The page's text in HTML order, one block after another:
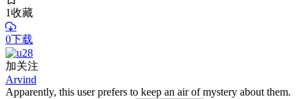
1收藏
0下载
加关注
Arvind
Apparently, this user prefers to keep an air of mystery about them.